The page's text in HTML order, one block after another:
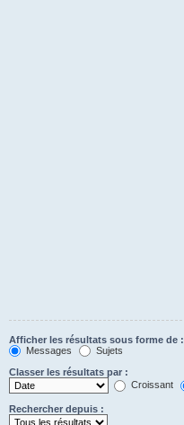
Afficher les résultats sous forme de :
Messages
Sujets
Classer les résultats par :
Croissant
Rechercher depuis :